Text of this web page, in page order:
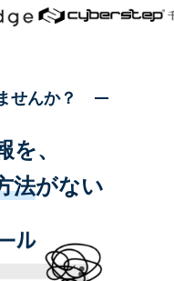
せんか？
、
法がない